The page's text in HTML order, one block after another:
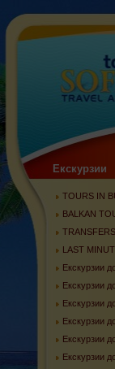
Екскурзии
TOURS IN
BALKAN
TRANSFERS
LAST
Екскурзии
Екскурзии
Екскурзии
Екскурзии
Екскурзии
Екскурзии